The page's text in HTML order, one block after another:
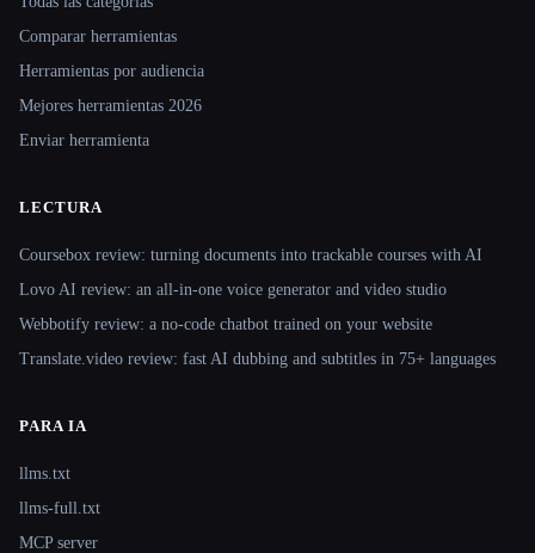
Comparar herramientas
Herramientas por audiencia
Mejores herramientas 2026
Enviar herramienta
LECTURA
Coursebox review: turning documents into trackable courses with AI
Lovo AI review: an all-in-one voice generator and video studio
Webbotify review: a no-code chatbot trained on your website
Translate.video review: fast AI dubbing and subtitles in 75+ languages
PARA IA
llms.txt
llms-full.txt
MCP server